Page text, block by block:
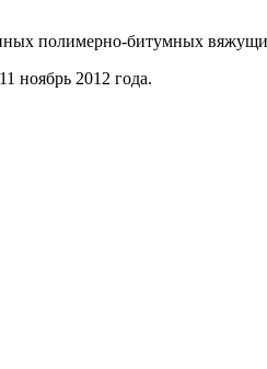
полимерно-битумных
ноябрь 2012 года.